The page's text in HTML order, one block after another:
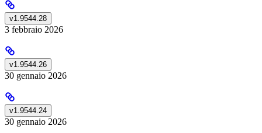
v1.9544.28
3 febbraio 2026
v1.9544.26
30 gennaio 2026
v1.9544.24
30 gennaio 2026